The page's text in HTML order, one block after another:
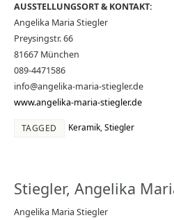
AUSSTELLUNGSORT & KONTAKT:
Angelika Maria Stiegler
Preysingstr. 66
81667 München
089-4471586
info@angelika-maria-stiegler.de
www.angelika-maria-stiegler.de
TAGGED Keramik,Stiegler
Stiegler, Angelika
Angelika Maria Stiegler